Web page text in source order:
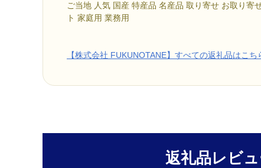
ご当地 人気 国産 特産品 名産品 取り寄せ お取り寄
ト 家庭用 業務用
【株式会社 FUKUNOTANE】すべての返礼品はこち
返礼品レビ